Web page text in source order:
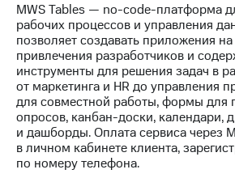
Контакты
Новости
в
регионе
и акционерам
Корпоративное
управление
Корпоративный
MWS Tables — no-code-платформа
рабочих процессов и управления
позволяет создавать приложения
привлечения разработчиков и
инструменты для решения задач в
от маркетинга и HR до управления
для совместной работы, формы для
опросов, канбан-доски, календари,
и дашборды. Оплата сервиса через
в личном кабинете клиента,
по номеру телефона.